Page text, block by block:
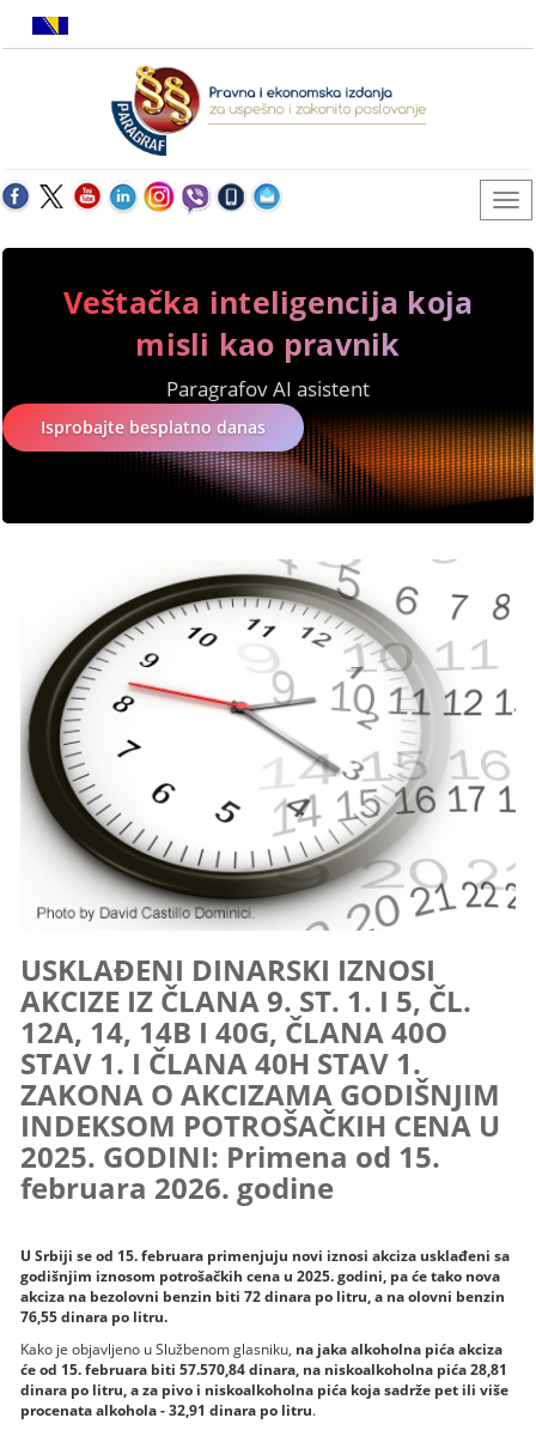
Veštačka inteligencija koja
misli kao pravnik
Paragrafov AI asistent
Isprobajte besplatno danas
USKLAĐENI DINARSKI IZNOSI
AKCIZE IZ ČLANA 9. ST. 1. I 5, ČL.
12A, 14, 14B I 40G, ČLANA 40O
STAV 1. I ČLANA 40H STAV 1.
ZAKONA O AKCIZAMA GODIŠNJIM
INDEKSOM POTROŠAČKIH CENA U
2025. GODINI: Primena od 15.
februara 2026. godine
U Srbiji se od 15. februara primenjuju novi iznosi akciza usklađeni sa
godišnjim iznosom potrošačkih cena u 2025. godini, pa će tako nova
akciza na bezolovni benzin biti 72 dinara po litru, a na olovni benzin
76,55 dinara po litru.
Kako je objavljeno u Službenom glasniku, na jaka alkoholna pića akciza
će od 15. februara biti 57.570,84 dinara, na niskoalkoholna pića 28,81
dinara po litru, a za pivo i niskoalkoholna pića koja sadrže pet ili više
procenata alkohola - 32,91 dinara po litru.